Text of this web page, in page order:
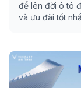
để lên đời ô tô
và ưu đãi tốt